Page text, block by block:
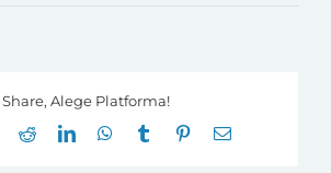
Share, Alege Platforma!
RedditLinkedInWhatsApp
Tumblr Pinterest
E-